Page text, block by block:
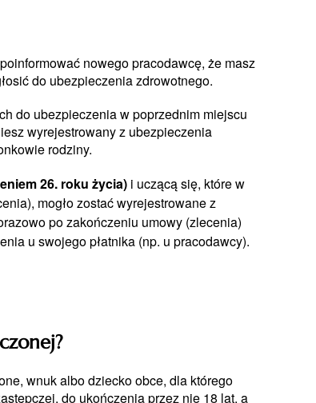
nowego pracodawcę, że masz
do ubezpieczenia zdrowotnego.
do ubezpieczenia w poprzednim miejscu
wyrejestrowany z ubezpieczenia
rodziny.
26. roku życia)i uczącą się, które w
mogło zostać wyrejestrowane z
po zakończeniu umowy (zlecenia)
u swojego płatnika (np. u pracodawcy).
wnuk albo dziecko obce, dla którego
do ukończenia przez nie 18 lat, a